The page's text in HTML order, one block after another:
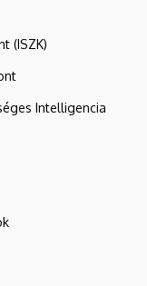
(ISZK)
Intelligencia